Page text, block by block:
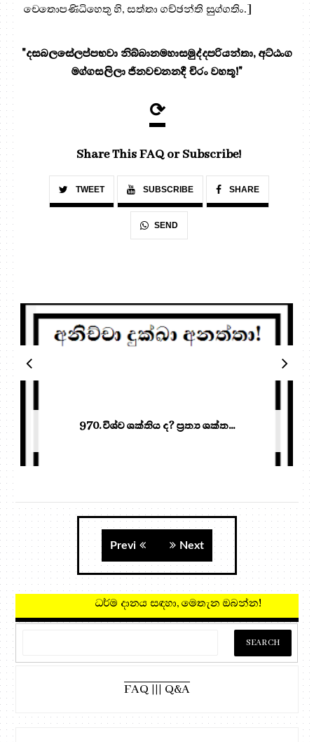
චෙතොපණිධිහෙතු හි, සත්තා ගච්ඡන්ති සුග්ගතිං.]
"දසබලසේලප්පභවා නිබ්බානමහාසමුද්දපරියන්තා, අට්ඨංග
මග්ගසලිලා ජිනවචනනදී චිරං වහතූ!"
⟳
Share This FAQ or Subscribe!
TWEET SUBSCRIBE SHARE
SEND
970. විශ්ව ශක්තිය ද? ප්‍ර‍ත්‍ය ශක්ත...
Next
Previ
ධර්ම දානය සඳහා, මෙතැන ඔබන්න!
FAQ ||| Q&A